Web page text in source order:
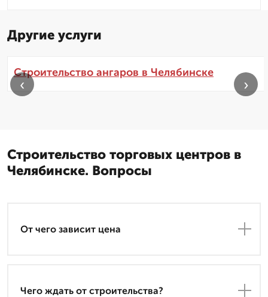
Другие услуги
Строительство ангаров в Челябинске
‹ ›
Строительство торговых центров в
Челябинске. Вопросы
От чего зависит цена
Чего ждать от строительства?